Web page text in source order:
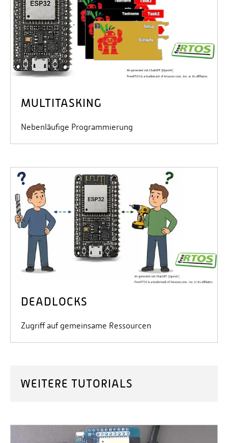
MULTITASKING
Nebenläufige Programmierung
DEADLOCKS
Zugriff auf gemeinsame Ressourcen
WEITERE TUTORIALS